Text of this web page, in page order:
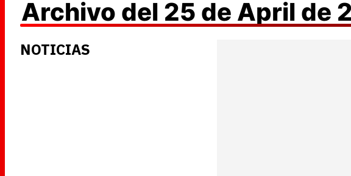
Archivo del 25 de April de
NOTICIAS